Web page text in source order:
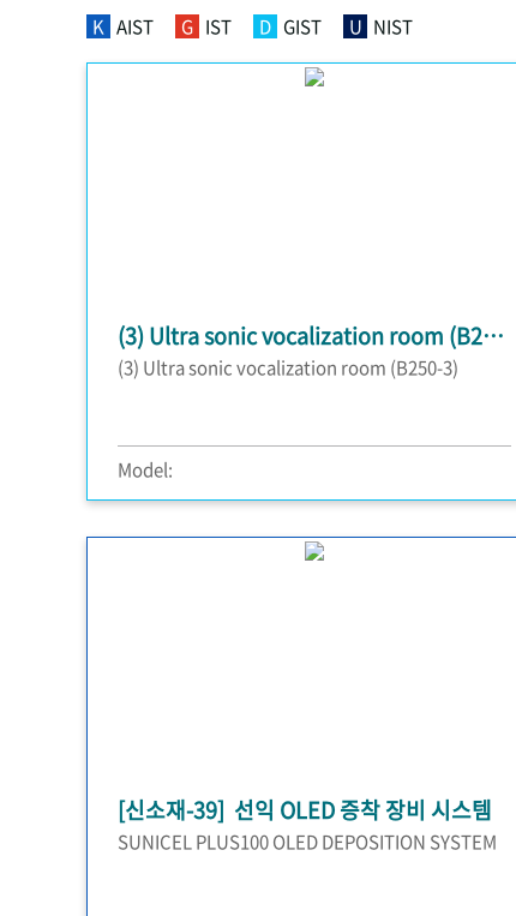
K AIST G IST D GIST U NIST
(3) Ultra sonic vocalization room (B250-3)
(3) Ultra sonic vocalization room (B250-3)
Model:
[신소재-39] 선익 OLED 증착 장비 시스템
SUNICEL PLUS100 OLED DEPOSITION SYSTEM